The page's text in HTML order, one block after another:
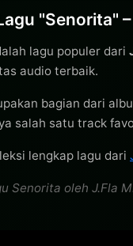
"Senorita" –
lagu populer dari
audio terbaik.
bagian dari
salah satu track
lengkap lagu dari
Senorita oleh J.Fla